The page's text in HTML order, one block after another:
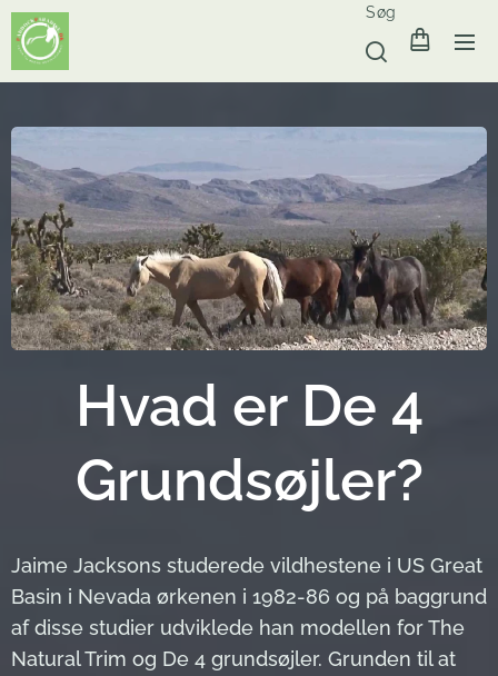
Søg
Hvad er De 4
Grundsøjler?
Jaime Jacksons studerede vildhestene i US Great
Basin i Nevada ørkenen i 1982-86 og på baggrund
af disse studier udviklede han modellen for The
Natural Trim og De 4 grundsøjler. Grunden til at